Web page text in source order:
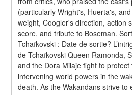
(particularly Wright's, Huerta's,
weight, Coogler's direction, action
score, and tribute to Boseman.
Tchaïkovski : Date de sortie?
de Tchaïkovski Queen Ramonda,
and the Dora Milaje fight to
intervening world powers in the
death. As the Wakandans strive to